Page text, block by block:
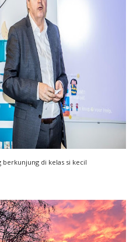
di kelas si kecil